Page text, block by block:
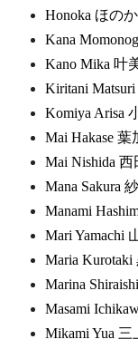
Honoka ほのか
Kana
Kano Mika 叶
Kiritani
Komiya Arisa
Mai Hakase 葉
Mai Nishida 西
Mana Sakura
Manami
Mari Yamachi
Maria
Marina
Masami
Mikami Yua 三